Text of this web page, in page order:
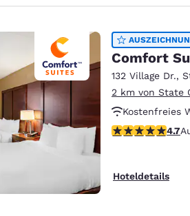
Comfort
132 Village Dr.,
2 km von State
Kostenfreies
Rauchfrei
4.67-Sterne-4.7
Hoteldetails